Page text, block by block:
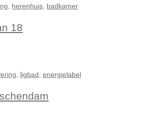
herenhuis badkamer
18
ligbad energielabel